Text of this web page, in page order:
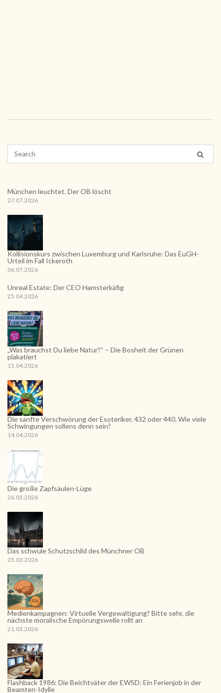
München leuchtet. Der OB löscht
27.07.2026
Kollisionskurs zwischen Luxemburg und Karlsruhe: Das EuGH-
Urteil im Fall Ickeroth
06.07.2026
Unreal Estate: Der CEO Hamsterkäfig
25.04.2026
„Was brauchst Du liebe Natur?“ – Die Bosheit der Grünen
plakatiert
15.04.2026
Die sanfte Verschwörung der Esoteriker, 432 oder 440. Wie viele
Schwingungen sollens denn sein?
14.04.2026
Die große Zapfsäulen-Lüge
26.03.2026
Das schwule Schutzschild des Münchner OB
25.03.2026
Medienkampagnen: Virtuelle Vergewaltigung? Bitte sehr, die
nächste moralische Empörungswelle rollt an
21.03.2026
Flashback 1986: Die Beichtväter der EWSD: Ein Ferienjob in der
Beamten-Idylle